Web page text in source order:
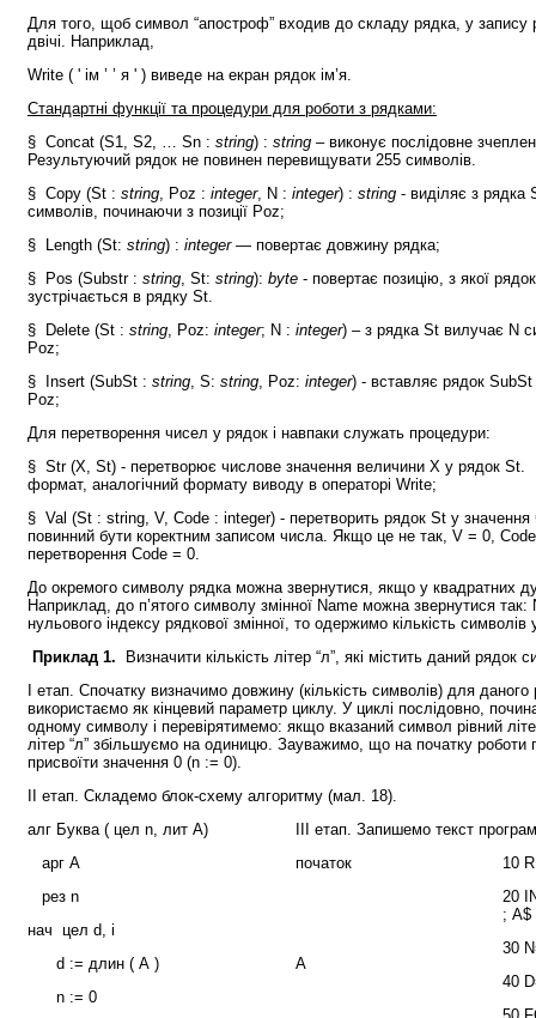
Для того, щоб символ “апостроф” входив до складу рядка, у
двічі. Наприклад,
Write ( ' ім ’ ’ я ' ) виведе на екран рядок ім’я.
Стандартні функції та процедури для роботи з рядками:
§ Concat (S1, S2, … Sn : string) : string – виконує послідовне
Результуючий рядок не повинен перевищувати 255 символів.
§ Copy (St : string, Poz : integer, N : integer) : string - виділяє з
символів, починаючи з позиції Poz;
§ Length (St: string) : integer— повертає довжину рядка;
§ Pos (Substr : string, St: string): byte - повертає позицію, з якої
зустрічається в рядку St.
§ Delete (St : string, Poz: integer; N : integer) – з рядка St вилучає N
Poz;
§ Insert (SubSt : string, S: string, Poz: integer) - вставляє рядок
Poz;
Для перетворення чисел у рядок і навпаки служать процедури:
§ Str (X, St) - перетворює числове значення величини X у рядок St.
формат, аналогічний формату виводу в операторі Write;
§ Val (St : string, V, Code : integer) - перетворить рядок St у значення
повинний бути коректним записом числа. Якщо це не так, V = 0,
перетворення Code = 0.
До окремого символу рядка можна звернутися, якщо у квадратних
Наприклад, до п’ятого символу змінної Name можна звернутися
нульового індек­су рядкової змінної, то одержимо кількість символів
Приклад 1.
Визначити кількість літер “л”, які містить даний рядок
І етап. Спочатку визначимо довжину (кількість символів) для
використаємо як кінцевий параметр циклу. У циклі послідовно,
одному символу і перевірятимемо: якщо вказаний символ рівний
літер “л” збільшуємо на одиницю. Зауважимо, що на початку роботи
присвоїти значення 0 (n := 0).
ІІ етап. Складемо блок-схему алгоритму (мал. 18).
алг Буква ( цел n, лит A)
арг A
рез n
нач цел d, i
d := длин ( А )
n := 0
ІІІ етап. Запишемо текст
початок
А
10
20
; A$
30
40